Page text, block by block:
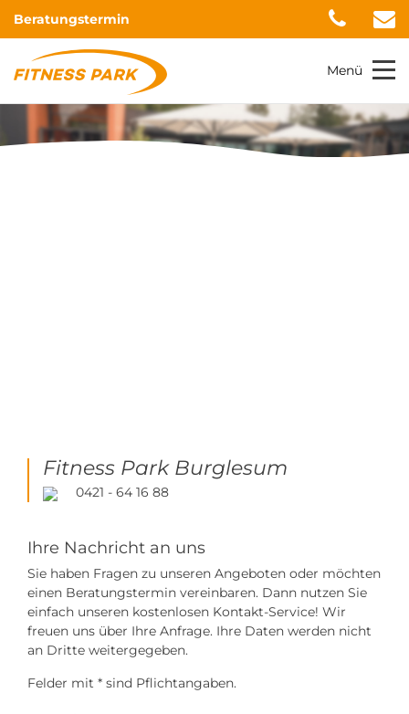
Beratungstermin
Menü
Fitness Park Burglesum
0421 - 64 16 88
Ihre Nachricht an uns
Sie haben Fragen zu unseren Angeboten oder möchten
einen Beratungstermin vereinbaren. Dann nutzen Sie
einfach unseren kostenlosen Kontakt-Service! Wir
freuen uns über Ihre Anfrage. Ihre Daten werden nicht
an Dritte weitergegeben.
Felder mit * sind Pflichtangaben.